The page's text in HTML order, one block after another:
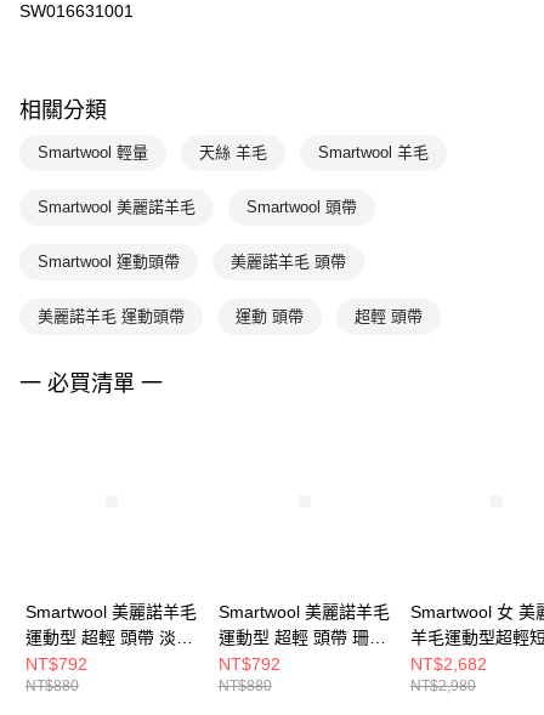
SW016631001
相關分類
Smartwool 輕量 天絲 羊毛 Smartwool 羊毛
Smartwool 美麗諾羊毛 Smartwool 頭帶
Smartwool 運動頭帶 美麗諾羊毛 頭帶
美麗諾羊毛 運動頭帶 運動 頭帶 超輕 頭帶
一 必買清單 一
Smartwool 美麗諾羊毛
運動型 超輕 頭帶 淡茶
綠
NT$792
NT$880
Smartwool 美麗諾羊毛
運動型 超輕 頭帶 珊瑚
紅
NT$792
NT$880
Smartwool 女 美
羊毛運動型超輕
柔紫
NT$2,682
NT$2,980